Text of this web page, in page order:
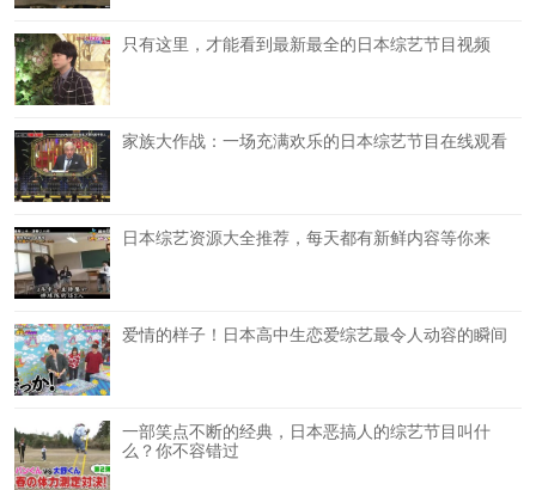
只有这里，才能看到最新最全的日本综艺节目视频
家族大作战：一场充满欢乐的日本综艺节目在线观看
日本综艺资源大全推荐，每天都有新鲜内容等你来
爱情的样子！日本高中生恋爱综艺最令人动容的瞬间
一部笑点不断的经典，日本恶搞人的综艺节目叫什
么？你不容错过